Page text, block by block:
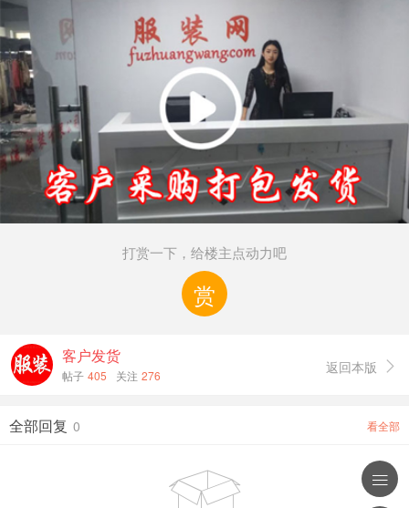
打赏一下，给楼主点动力吧
赏
客户发货
帖子 405 关注 276 返回本版 
全部回复 0 看全部
 